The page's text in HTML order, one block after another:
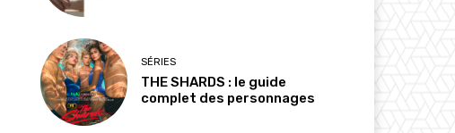
SÉRIES
THE SHARDS : le guide
complet des personnages